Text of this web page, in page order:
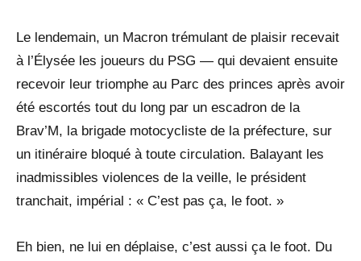
Le lendemain, un Macron trémulant de plaisir recevait
à l’Élysée les joueurs du PSG — qui devaient ensuite
recevoir leur triomphe au Parc des princes après avoir
été escortés tout du long par un escadron de la
Brav’M, la brigade motocycliste de la préfecture, sur
un itinéraire bloqué à toute circulation. Balayant les
inadmissibles violences de la veille, le président
tranchait, impérial : « C’est pas ça, le foot. »
Eh bien, ne lui en déplaise, c’est aussi ça le foot. Du